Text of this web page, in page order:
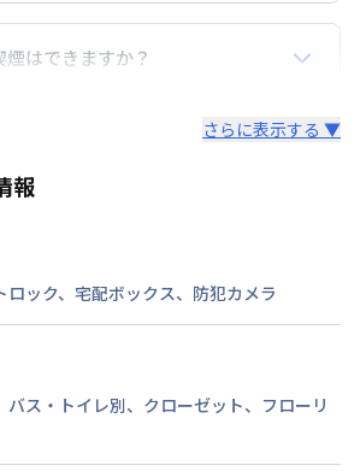
情報更新日より14日以内
2026年7月26日
けます。
として部屋に備え付けの家具・家電
ては当社では責任を負いかねます。
いただいた家具や家電はご退去時に
煙はできますか？
さらに表示する ▼
報
ロック、 宅配ボックス、 防犯カメラ
バス・トイレ別、 クローゼット、 フローリ